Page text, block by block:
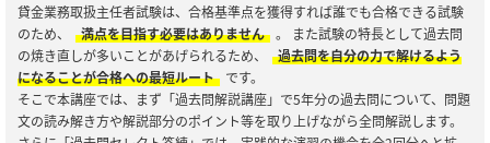
貸金業務取扱主任者試験は、合格基準点を獲得すれば誰でも合格できる試験
のため、
満点を目指す必要はありません 。 また試験の特長として過去問
の焼き直しが多いことがあげられるため、
過去問を自分の力で解けるよう
になることが合格への最短ルート
です。
そこで本講座では、まず「過去問解説講座」で5年分の過去問について、問題
文の読み解き方や解説部分のポイント等を取り上げながら全問解説します。